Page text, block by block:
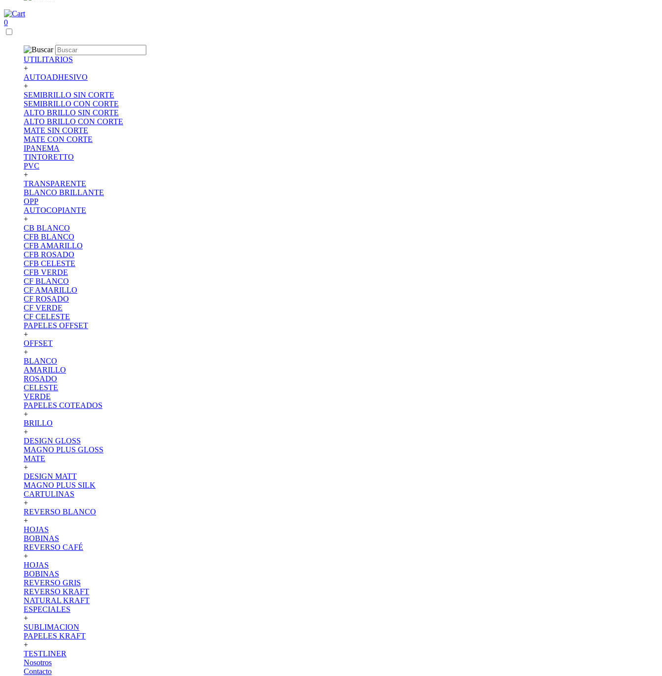
0
UTILITARIOS
+
AUTOADHESIVO
+
SEMIBRILLO SIN CORTE
SEMIBRILLO CON CORTE
ALTO BRILLO SIN CORTE
ALTO BRILLO CON CORTE
MATE SIN CORTE
MATE CON CORTE
IPANEMA
TINTORETTO
PVC
+
TRANSPARENTE
BLANCO BRILLANTE
OPP
AUTOCOPIANTE
+
CB BLANCO
CFB BLANCO
CFB AMARILLO
CFB ROSADO
CFB CELESTE
CFB VERDE
CF BLANCO
CF AMARILLO
CF ROSADO
CF VERDE
CF CELESTE
PAPELES OFFSET
+
OFFSET
+
BLANCO
AMARILLO
ROSADO
CELESTE
VERDE
PAPELES COTEADOS
+
BRILLO
+
DESIGN GLOSS
MAGNO PLUS GLOSS
MATE
+
DESIGN MATT
MAGNO PLUS SILK
CARTULINAS
+
REVERSO BLANCO
+
HOJAS
BOBINAS
REVERSO CAFÉ
+
HOJAS
BOBINAS
REVERSO GRIS
REVERSO KRAFT
NATURAL KRAFT
ESPECIALES
+
SUBLIMACION
PAPELES KRAFT
+
TESTLINER
Nosotros
Contacto